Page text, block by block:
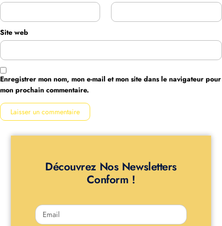
Site web
Enregistrer mon nom, mon e-mail et mon site dans le navigateur pour
mon prochain commentaire.
Découvrez Nos Newsletters
Conform !